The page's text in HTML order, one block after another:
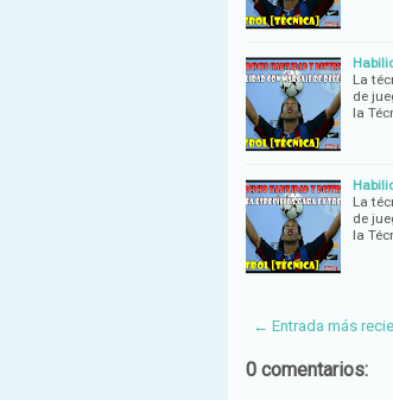
La
de
la
La
de
la
← Entrada más
0 comentarios: